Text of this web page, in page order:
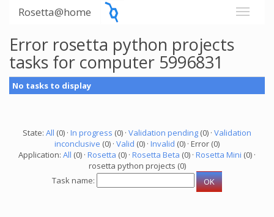
Rosetta@home
Error rosetta python projects
tasks for computer 5996831
No tasks to display
State: All (0) · In progress (0) · Validation pending (0) · Validation
inconclusive (0) · Valid (0) · Invalid (0) · Error (0)
Application: All (0) · Rosetta (0) · Rosetta Beta (0) · Rosetta Mini (0) ·
rosetta python projects (0)
Task name: